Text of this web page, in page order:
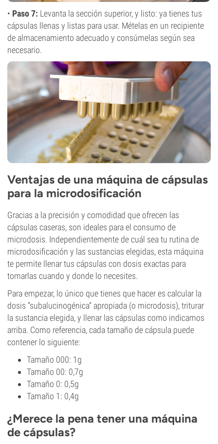
• Paso 7: Levanta la sección superior, y listo: ya tienes tus
cápsulas llenas y listas para usar. Mételas en un recipiente
de almacenamiento adecuado y consúmelas según sea
necesario.
Ventajas de una máquina de cápsulas
para la microdosificación
Gracias a la precisión y comodidad que ofrecen las
cápsulas caseras, son ideales para el consumo de
microdosis. Independientemente de cuál sea tu rutina de
microdosificación y las sustancias elegidas, esta máquina
te permite llenar tus cápsulas con dosis exactas para
tomarlas cuando y donde lo necesites.
Para empezar, lo único que tienes que hacer es calcular la
dosis “subalucinogénica” apropiada (o microdosis), triturar
la sustancia elegida, y llenar las cápsulas como indicamos
arriba. Como referencia, cada tamaño de cápsula puede
contener lo siguiente:
Tamaño 000: 1g
Tamaño 00: 0,7g
Tamaño 0: 0,5g
Tamaño 1: 0,4g
¿Merece la pena tener una máquina
de cápsulas?